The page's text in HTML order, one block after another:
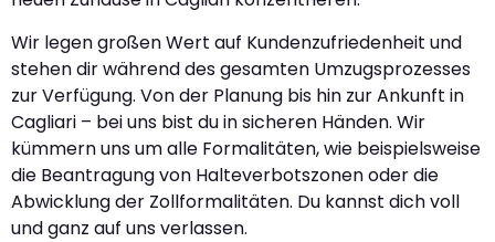
Wir legen großen Wert auf Kundenzufriedenheit und
stehen dir während des gesamten Umzugsprozesses
zur Verfügung. Von der Planung bis hin zur Ankunft in
Cagliari – bei uns bist du in sicheren Händen. Wir
kümmern uns um alle Formalitäten, wie beispielsweise
die Beantragung von Halteverbotszonen oder die
Abwicklung der Zollformalitäten. Du kannst dich voll
und ganz auf uns verlassen.